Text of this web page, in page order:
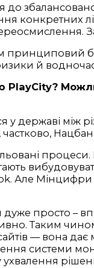
конкретних
й водночас
PlayCity?
у державі між
вибудовувати
Але Мінцифри
просто –
Таким
— вона
системи